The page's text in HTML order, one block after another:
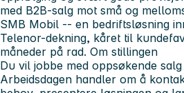
med B2B-salg mot små og
SMB Mobil -- en bedriftsløsning
Telenor-dekning, kåret til
måneder på rad. Om stillingen
Du vil jobbe med oppsøkende
Arbeidsdagen handler om å